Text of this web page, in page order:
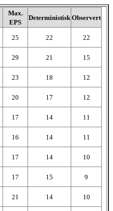
Max.
EPS
Deterministisk Observert
25 22
22
29 21
15
23 18
12
20 17
12
17 14
11
16 14
11
17 14
10
17 15
9
21 14
10